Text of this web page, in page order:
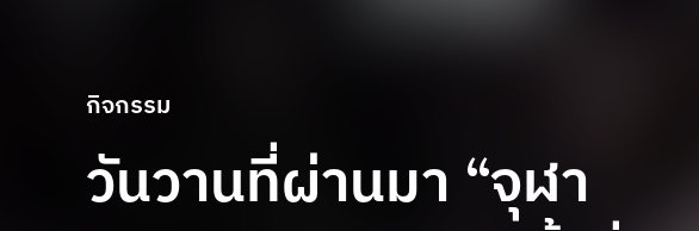
กิจกรรม
วันวานที่ผ่านมา “จุฬา